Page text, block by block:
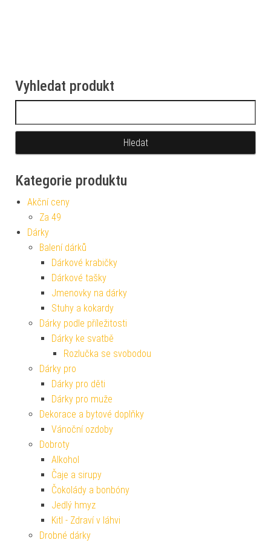
Vyhledat produkt
Kategorie produktu
Akční ceny
Za 49
Dárky
Balení dárků
Dárkové krabičky
Dárkové tašky
Jmenovky na dárky
Stuhy a kokardy
Dárky podle příležitosti
Dárky ke svatbě
Rozlučka se svobodou
Dárky pro
Dárky pro děti
Dárky pro muže
Dekorace a bytové doplňky
Vánoční ozdoby
Dobroty
Alkohol
Čaje a sirupy
Čokolády a bonbóny
Jedlý hmyz
Kitl - Zdraví v láhvi
Drobné dárky